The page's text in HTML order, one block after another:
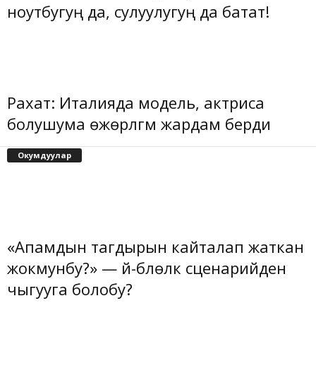
ноутбугуң да, сулуулугуң да батат!
Рахат: Италияда модель, актриса
болушума өжөрлүгүм жардам берди
Окумдуулар
«Апамдын тагдырын кайталап жаткан
жокмунбу?» — үй-бүлөлүк сценарийден
чыгууга болобу?